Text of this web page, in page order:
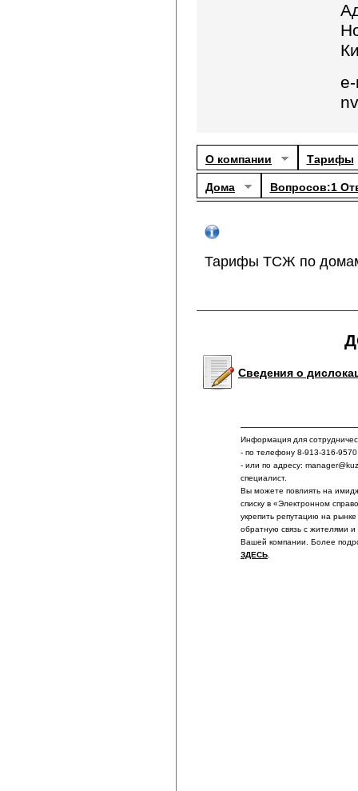
О компании Тарифы
Дома Вопросов:1
Тарифы ТСЖ по
Сведения о
Информация для
- по телефону 8-913-316-9570
- или по адресу:
специалист.
Вы можете повлиять на
списку в «Электронном
укрепить репутацию на
обратную связь с жителями и
Вашей компании. Более
ЗДЕСЬ